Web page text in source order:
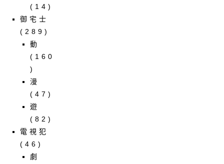
(14)
御宅士
(289)
動
(160
)
漫
(47)
遊
(82)
電視犯
(46)
劇